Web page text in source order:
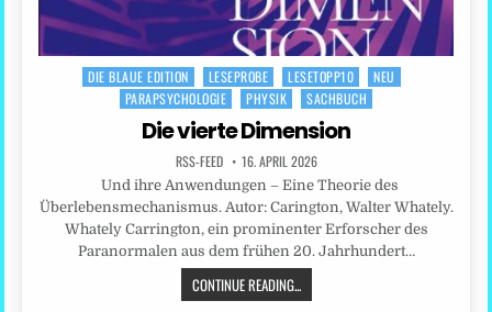
Posted
DIE BLAUE EDITION LESEPROBE LESETOPP10
NEU
PARAPSYCHOLOGIE
PHYSIK SACHBUCH
Die vierte Dimension
RSS-FEED 16. APRIL 2026
Und ihre Anwendungen – Eine Theorie des
Überlebensmechanismus. Autor: Carington, Walter Whately.
Whately Carrington, ein prominenter Erforscher des
Paranormalen aus dem frühen 20. Jahrhundert…
CONTINUE READING...